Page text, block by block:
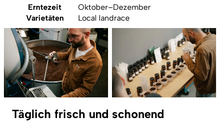
Erntezeit
Oktober–Dezember
Varietäten
Local landrace
Täglich frisch und schonend